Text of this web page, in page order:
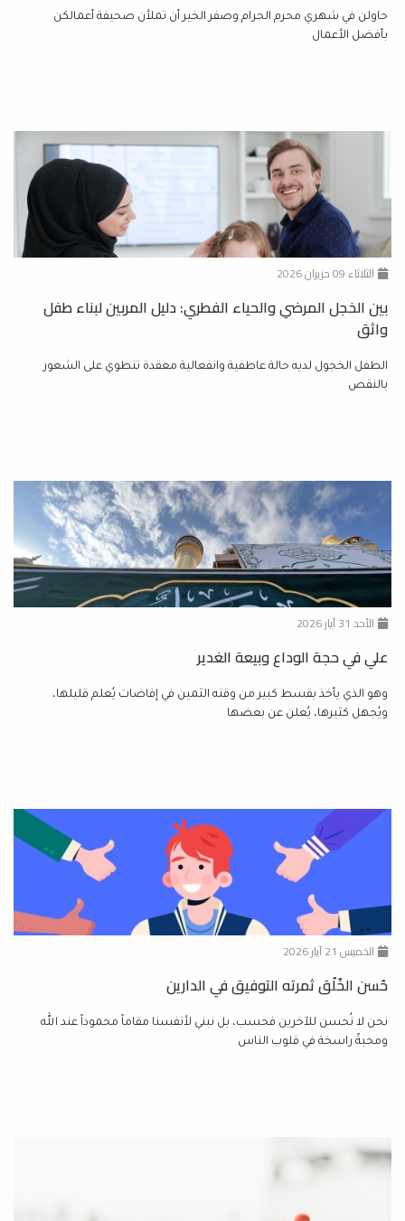
حاولن في شهري محرم الحرام وصفر الخير أن تملأن صحيفة أعمالكن
بأفضل الأعمال
الثلاثاء 09 حزيران 2026
بين الخجل المرضي والحياء الفطري: دليل المربين لبناء طفل
واثق
الطفل الخجول لديه حالة عاطفية وانفعالية معقدة تنطوي على الشعور
بالنقص
الأحد 31 آيار 2026
علي في حجة الوداع وبيعة الغدير
وهو الذي يأخذ بقسط كبير من وقته الثمين في إفاضات يُعلم قليلها،
ويُجهل كثيرها، يُعلن عن بعضها
الخميس 21 آيار 2026
حُسن الخُلُق ثمرته التوفيق في الدارين
نحن لا نُحسن للآخرين فحسب، بل نبني لأنفسنا مقاماً محموداً عند الله
ومحبةً راسخة في قلوب الناس